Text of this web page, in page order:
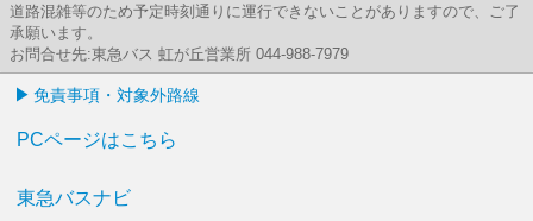
道路混雑等のため予定時刻通りに運行できないことがありますので、ご了
承願います。
お問合せ先:東急バス 虹が丘営業所 044-988-7979
免責事項・対象外路線
PCページはこちら
東急バスナビ